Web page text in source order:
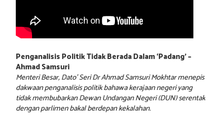
Penganalisis Politik Tidak Berada Dalam ‘Padang’ –
Ahmad Samsuri
Menteri Besar, Dato’ Seri Dr Ahmad Samsuri Mokhtar menepis
dakwaan penganalisis politik bahawa kerajaan negeri yang
tidak membubarkan Dewan Undangan Negeri (DUN) serentak
dengan parlimen bakal berdepan kekalahan.